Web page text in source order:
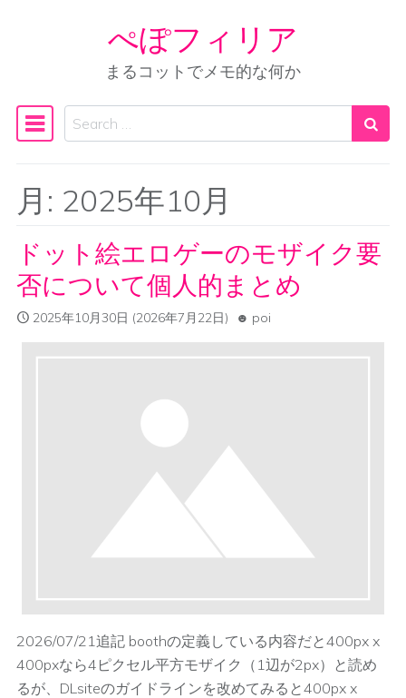
Skip to content
ぺぽフィリア
まるコットでメモ的な何か
Main Navigation
Search
月: 2025年10月
ドット絵エロゲーのモザイク要
否について個人的まとめ
2025年10月30日 (2026年7月22日) poi
2026/07/21追記 boothの定義している内容だと400px x
400pxなら4ピクセル平方モザイク（1辺が2px）と読め
るが、DLsiteのガイドラインを改めてみると400px x